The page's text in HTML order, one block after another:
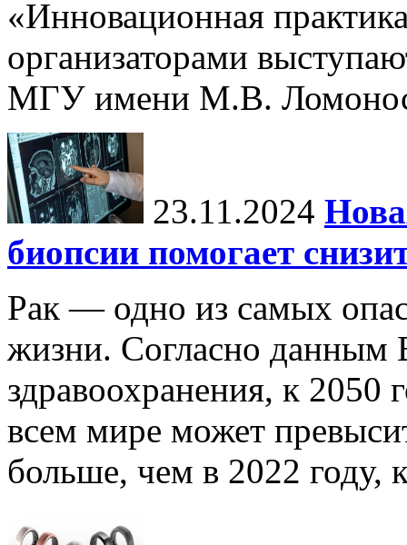
«Инновационная
организаторами
МГУ имени М.В.
23.11.2024
биопсии помогает
Рак — одно из самых
жизни. Согласно данным
здравоохранения, к 2050
всем мире может
больше, чем в 2022 году,